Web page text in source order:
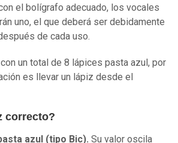
el bolígrafo adecuado, los vocales
uno, el que deberá ser debidamente
de cada uso.
un total de 8 lápices pasta azul, por
es llevar un lápiz desde el
correcto?
azul (tipo Bic). Su valor oscila